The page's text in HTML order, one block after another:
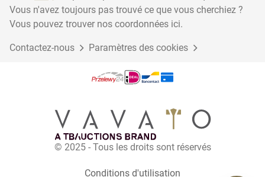
Vous n'avez toujours pas trouvé ce que vous cherchiez ?
Vous pouvez trouver nos coordonnées ici.
Contactez-nous Paramètres des cookies
© 2025 - Tous les droits sont réservés
Conditions d'utilisation